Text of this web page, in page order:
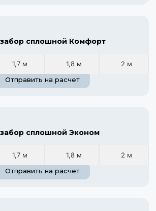
сплошной Комфорт
1,7 м 1,8 м
2 м
Отправить на расчет
сплошной Эконом
1,7 м 1,8 м
2 м
Отправить на расчет